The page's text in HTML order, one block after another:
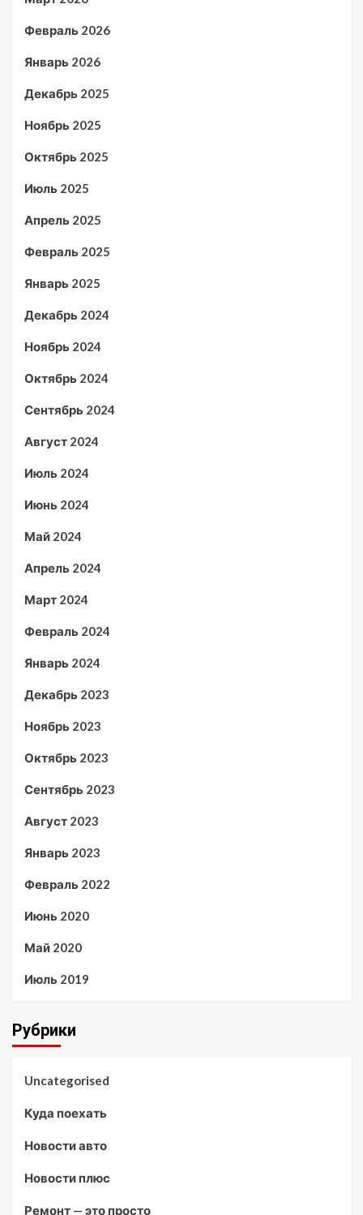
Февраль 2026
Январь 2026
Декабрь 2025
Ноябрь 2025
Октябрь 2025
Июль 2025
Апрель 2025
Февраль 2025
Январь 2025
Декабрь 2024
Ноябрь 2024
Октябрь 2024
Сентябрь 2024
Август 2024
Июль 2024
Июнь 2024
Май 2024
Апрель 2024
Март 2024
Февраль 2024
Январь 2024
Декабрь 2023
Ноябрь 2023
Октябрь 2023
Сентябрь 2023
Август 2023
Январь 2023
Февраль 2022
Июнь 2020
Май 2020
Июль 2019
Рубрики
Uncategorised
Куда поехать
Новости авто
Новости плюс
Ремонт — это просто